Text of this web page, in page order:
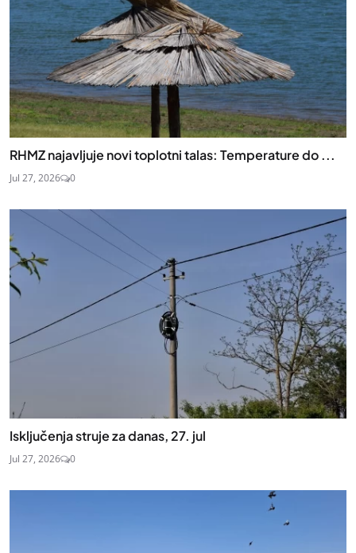
RHMZ najavljuje novi toplotni talas: Temperature do ...
Jul 27, 2026 0
Isključenja struje za danas, 27. jul
Jul 27, 2026 0